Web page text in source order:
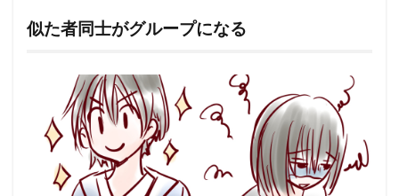
似た者同士がグループになる